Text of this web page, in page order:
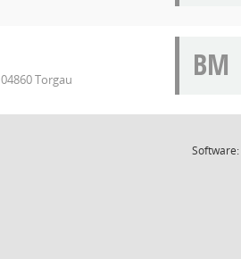
Torgau
BM
Software: